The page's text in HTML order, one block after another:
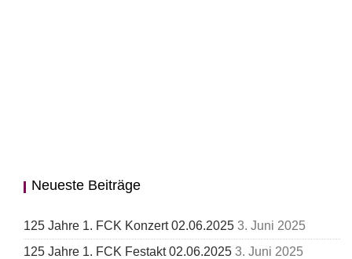
Neueste Beiträge
125 Jahre 1. FCK Konzert 02.06.2025 3. Juni 2025
125 Jahre 1. FCK Festakt 02.06.2025 3. Juni 2025